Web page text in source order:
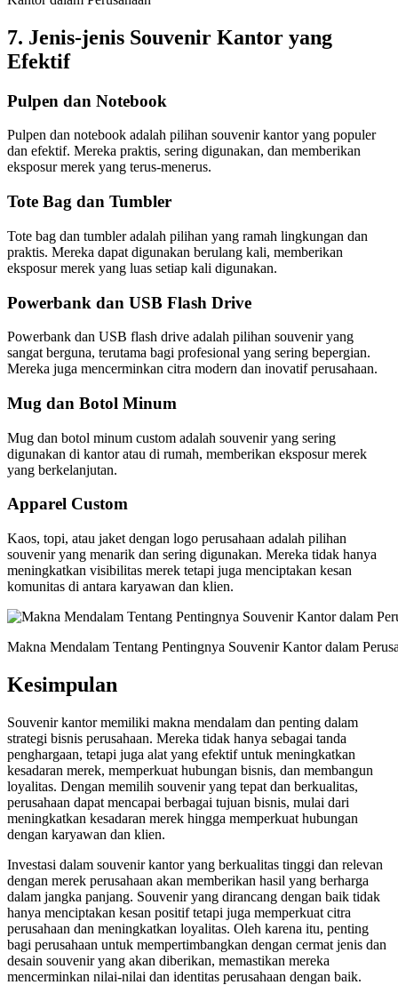
7. Jenis-jenis Souvenir Kantor yang
Efektif
Pulpen dan Notebook
Pulpen dan notebook adalah pilihan souvenir kantor yang populer
dan efektif. Mereka praktis, sering digunakan, dan memberikan
eksposur merek yang terus-menerus.
Tote Bag dan Tumbler
Tote bag dan tumbler adalah pilihan yang ramah lingkungan dan
praktis. Mereka dapat digunakan berulang kali, memberikan
eksposur merek yang luas setiap kali digunakan.
Powerbank dan USB Flash Drive
Powerbank dan USB flash drive adalah pilihan souvenir yang
sangat berguna, terutama bagi profesional yang sering bepergian.
Mereka juga mencerminkan citra modern dan inovatif perusahaan.
Mug dan Botol Minum
Mug dan botol minum custom adalah souvenir yang sering
digunakan di kantor atau di rumah, memberikan eksposur merek
yang berkelanjutan.
Apparel Custom
Kaos, topi, atau jaket dengan logo perusahaan adalah pilihan
souvenir yang menarik dan sering digunakan. Mereka tidak hanya
meningkatkan visibilitas merek tetapi juga menciptakan kesan
komunitas di antara karyawan dan klien.
Makna Mendalam Tentang Pentingnya Souvenir Kantor dalam
Kesimpulan
Souvenir kantor memiliki makna mendalam dan penting dalam
strategi bisnis perusahaan. Mereka tidak hanya sebagai tanda
penghargaan, tetapi juga alat yang efektif untuk meningkatkan
kesadaran merek, memperkuat hubungan bisnis, dan membangun
loyalitas. Dengan memilih souvenir yang tepat dan berkualitas,
perusahaan dapat mencapai berbagai tujuan bisnis, mulai dari
meningkatkan kesadaran merek hingga memperkuat hubungan
dengan karyawan dan klien.
Investasi dalam souvenir kantor yang berkualitas tinggi dan relevan
dengan merek perusahaan akan memberikan hasil yang berharga
dalam jangka panjang. Souvenir yang dirancang dengan baik tidak
hanya menciptakan kesan positif tetapi juga memperkuat citra
perusahaan dan meningkatkan loyalitas. Oleh karena itu, penting
bagi perusahaan untuk mempertimbangkan dengan cermat jenis dan
desain souvenir yang akan diberikan, memastikan mereka
mencerminkan nilai-nilai dan identitas perusahaan dengan baik.